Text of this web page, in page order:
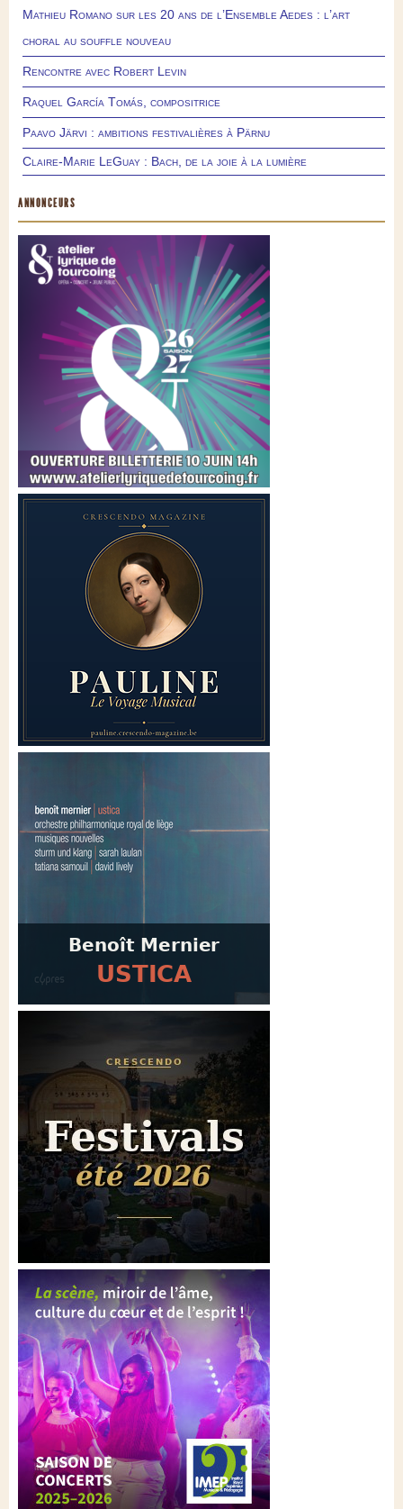
Mathieu Romano sur les 20 ans de l’Ensemble Aedes : l’art
choral au souffle nouveau
Rencontre avec Robert Levin
Raquel García Tomás, compositrice
Paavo Järvi : ambitions festivalières à Pärnu
Claire-Marie LeGuay : Bach, de la joie à la lumière
ANNONCEURS